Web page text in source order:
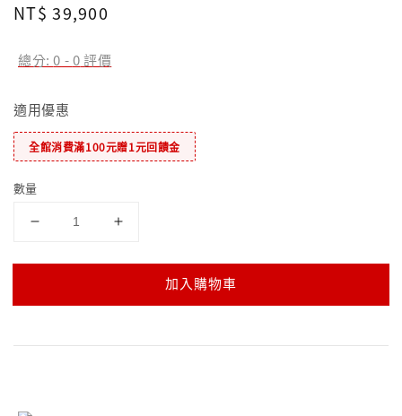
Regular
NT$ 39,900
總分:0 -0評價
適用優惠
全館消費滿100元贈1元回饋金
數量
加入購物車